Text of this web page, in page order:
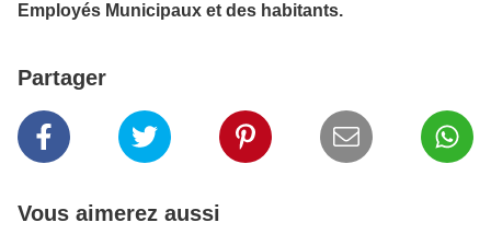
Employés Municipaux et des habitants.
Partager
Vous aimerez aussi